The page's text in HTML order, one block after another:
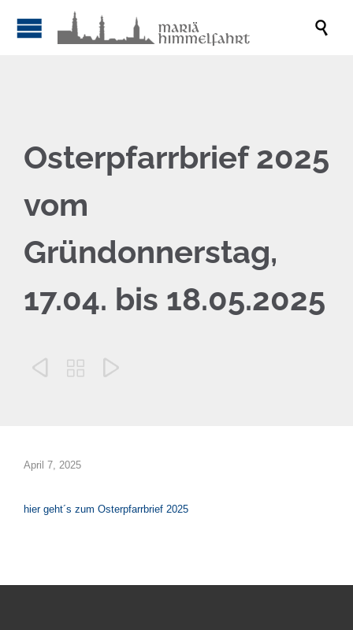

Osterpfarrbrief 2025
vom
Gründonnerstag,
17.04. bis 18.05.2025
  
April 7, 2025
hier geht´s zum Osterpfarrbrief 2025